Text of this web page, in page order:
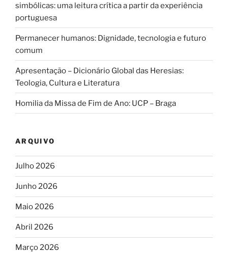
simbólicas: uma leitura crítica a partir da experiência
portuguesa
Permanecer humanos: Dignidade, tecnologia e futuro
comum
Apresentação – Dicionário Global das Heresias:
Teologia, Cultura e Literatura
Homilia da Missa de Fim de Ano: UCP – Braga
ARQUIVO
Julho 2026
Junho 2026
Maio 2026
Abril 2026
Março 2026